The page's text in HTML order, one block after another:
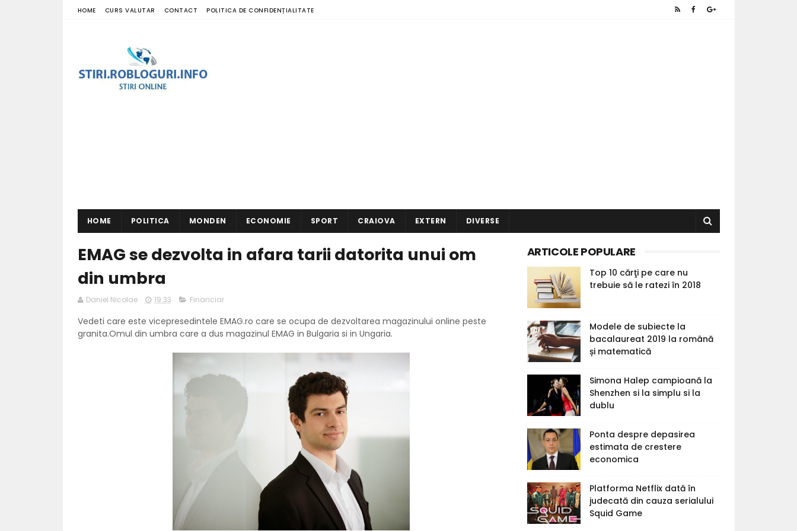
HOME CURS VALUTAR CONTACT POLITICA DE CONFIDENȚIALITATE
HOME POLITICA MONDEN ECONOMIE SPORT CRAIOVA EXTERN DIVERSE
EMAG se dezvolta in afara tarii datorita unui om
din umbra
Daniel Nicolae 19:33 Financiar
Vedeti care este vicepresedintele EMAG.ro care se ocupa de dezvoltarea magazinului online peste
granita.Omul din umbra care a dus magazinul EMAG in Bulgaria si in Ungaria.
ARTICOLE POPULARE
Top 10 cărţi pe care nu
trebuie să le ratezi în 2018
Modele de subiecte la
bacalaureat 2019 la română
și matematică
Simona Halep campioană la
Shenzhen si la simplu si la
dublu
Ponta despre depasirea
estimata de crestere
economica
Platforma Netflix dată în
judecată din cauza serialului
Squid Game